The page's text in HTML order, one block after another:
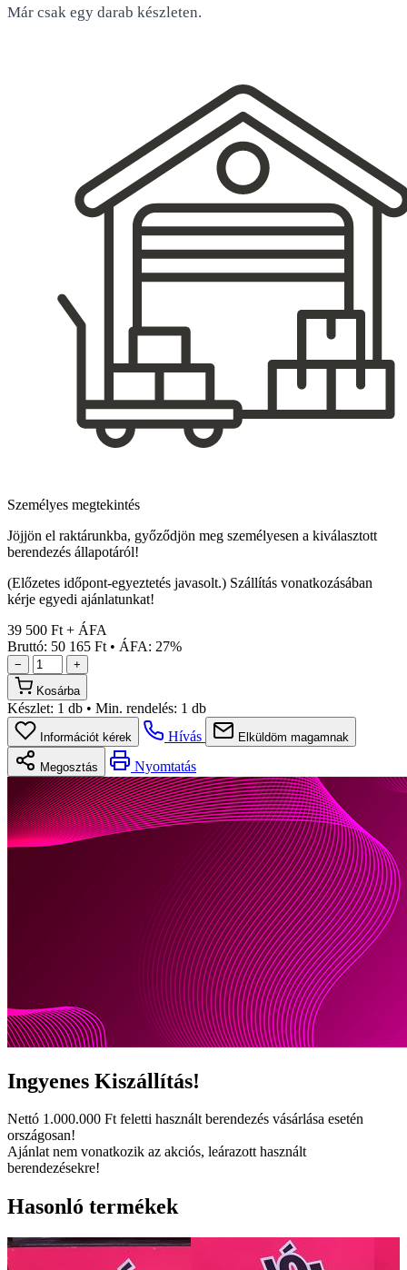
Már csak egy darab készleten.
Személyes megtekintés
Jöjjön el raktárunkba, győződjön meg személyesen a kiválasztott
berendezés állapotáról!
(Előzetes időpont-egyeztetés javasolt.) Szállítás vonatkozásában
kérje egyedi ajánlatunkat!
39 500 Ft + ÁFA
Bruttó: 50 165 Ft • ÁFA: 27%
−
+
Kosárba
Készlet: 1 db • Min. rendelés: 1 db
Információt kérek Hívás Elküldöm magamnak
Megosztás Nyomtatás
Ingyenes Kiszállítás!
Nettó 1.000.000 Ftfeletti használt berendezés vásárlása esetén
országosan!
Ajánlat nem vonatkozik az akciós, leárazott használt
berendezésekre!
Hasonló termékek